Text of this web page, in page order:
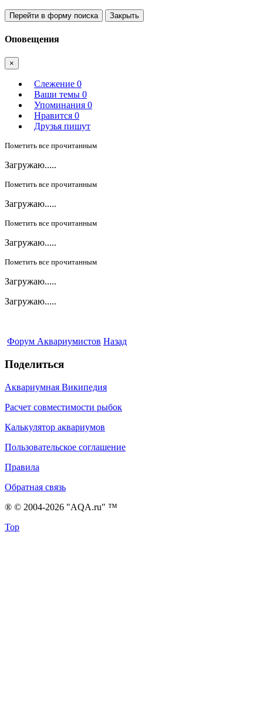
Перейти в форму поиска Закрыть
Оповещения
×
Слежение 0
Ваши темы 0
Упоминания 0
Нравится 0
Друзья пишут
Пометить все прочитанным
Загружаю.....
Пометить все прочитанным
Загружаю.....
Пометить все прочитанным
Загружаю.....
Пометить все прочитанным
Загружаю.....
Загружаю.....
Форум Аквариумистов Назад
Поделиться
Аквариумная Википедия
Расчет совместимости рыбок
Калькулятор аквариумов
Пользовательское соглашение
Правила
Обратная связь
® © 2004-2026 "AQA.ru" ™
Top